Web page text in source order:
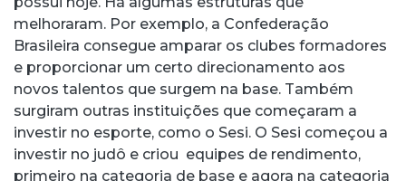
melhoraram. Por exemplo, a Confederação
Brasileira consegue amparar os clubes formadores
e proporcionar um certo direcionamento aos
novos talentos que surgem na base. Também
surgiram outras instituições que começaram a
investir no esporte, como o Sesi. O Sesi começou a
investir no judô e criou equipes de rendimento,
primeiro na categoria de base e agora na categoria